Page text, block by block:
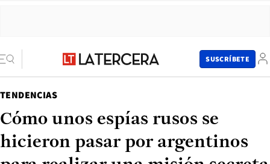
SUSCRÍBETE
TENDENCIAS
Cómo unos espías rusos se
hicieron pasar por argentinos